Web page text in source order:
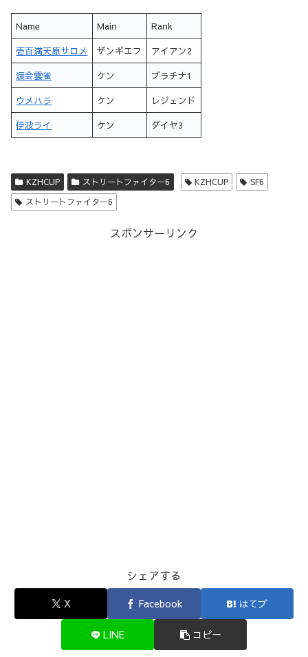
Name Main Rank
壱百満天原サロメ ザンギエフ アイアン2
渡会雲雀 ケン プラチナ1
ウメハラ ケン レジェンド
伊波ライ ケン ダイヤ3
KZHCUP ストリートファイター6 KZHCUP
SF6
ストリートファイター6
スポンサーリンク
シェアする
X Facebook はてブ
LINE コピー